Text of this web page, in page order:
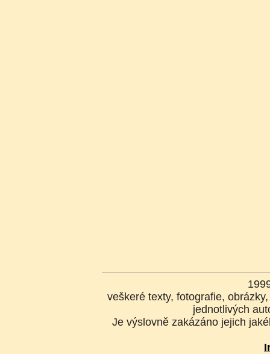
veškeré texty, fotografie,
jednotlivých
Je výslovně zakázáno jejich